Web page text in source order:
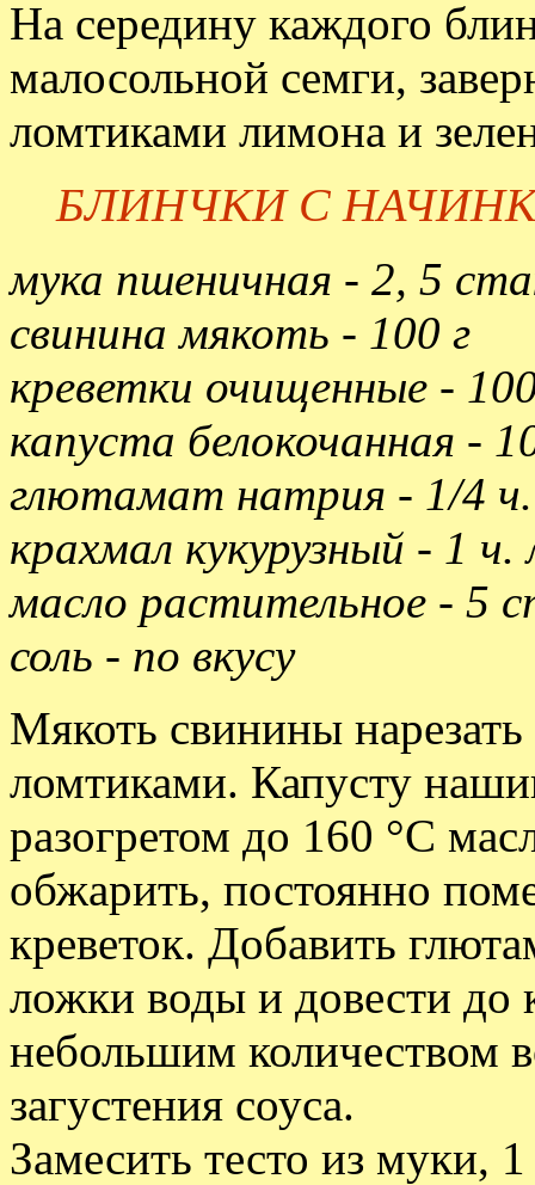
На середину каждого
малосольной семги,
ломтиками лимона и
БЛИНЧКИ C
мука пшеничная - 2, 5
свинина мякоть - 100 г
креветки очищенные -
капуста белокочанная -
глютaмат натрия - 1/4
крахмал кукурузный - 1
масло растительное - 5
соль - по вкусу
Мякоть свинины
ломтиками. Капусту
разогретом до 160 °С
обжарить, постоянно
креветок. Добавить
ложки воды и довести до
небольшим количеством
загустения соуса.
Замесить тесто из муки,